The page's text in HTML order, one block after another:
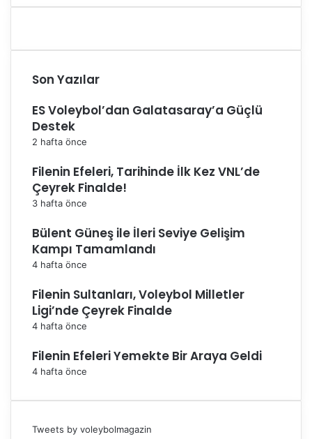
Son Yazılar
ES Voleybol’dan Galatasaray’a Güçlü
Destek
2 hafta önce
Filenin Efeleri, Tarihinde İlk Kez VNL’de
Çeyrek Finalde!
3 hafta önce
Bülent Güneş ile İleri Seviye Gelişim
Kampı Tamamlandı
4 hafta önce
Filenin Sultanları, Voleybol Milletler
Ligi’nde Çeyrek Finalde
4 hafta önce
Filenin Efeleri Yemekte Bir Araya Geldi
4 hafta önce
Tweets by voleybolmagazin